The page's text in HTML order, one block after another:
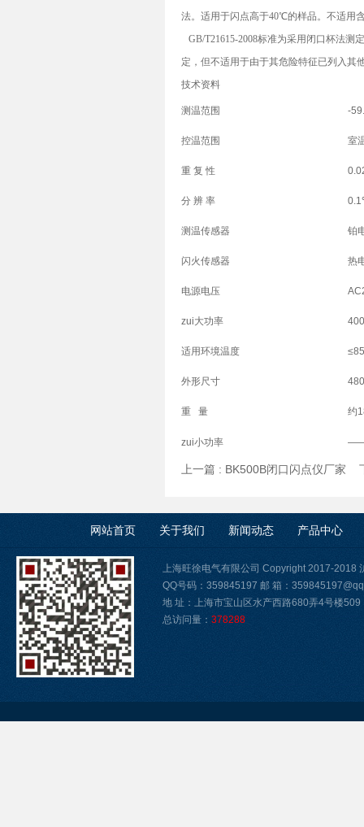
法。适用于闪点高于40℃的样品。不适用
GB/T21615-2008标准为采用闭口杯法测
定，但不适用于由于其危险特征已列入
技术资料
测温范围 -
控温范围 室
重 复 性
分 辨 率
测温传感器 铂
闪火传感器 热
电源电压
zui大功率
适用环境温度
外形尺寸
重 量 约
zui小功率
上一篇 : BK500B闭口闪点仪厂家
网站首页 关于我们 新闻动态 产品中心
上海旺徐电气有限公司 Copyright 2017-2018
QQ号码：359845197 邮 箱：
地 址：上海市宝山区水产西路680弄4号楼509
总访问量： 378288